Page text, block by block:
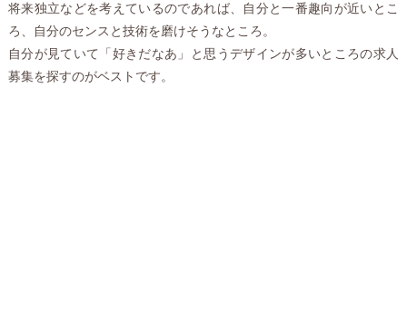
将来独立などを考えているのであれば、自分と一番趣向が近いとこ
ろ、自分のセンスと技術を磨けそうなところ。
自分が見ていて「好きだなあ」と思うデザインが多いところの求人
募集を探すのがベストです。